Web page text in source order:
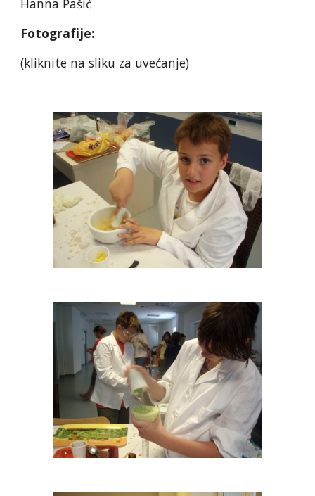
Hanna Pašić
Fotografije:
(kliknite na sliku za uvećanje)